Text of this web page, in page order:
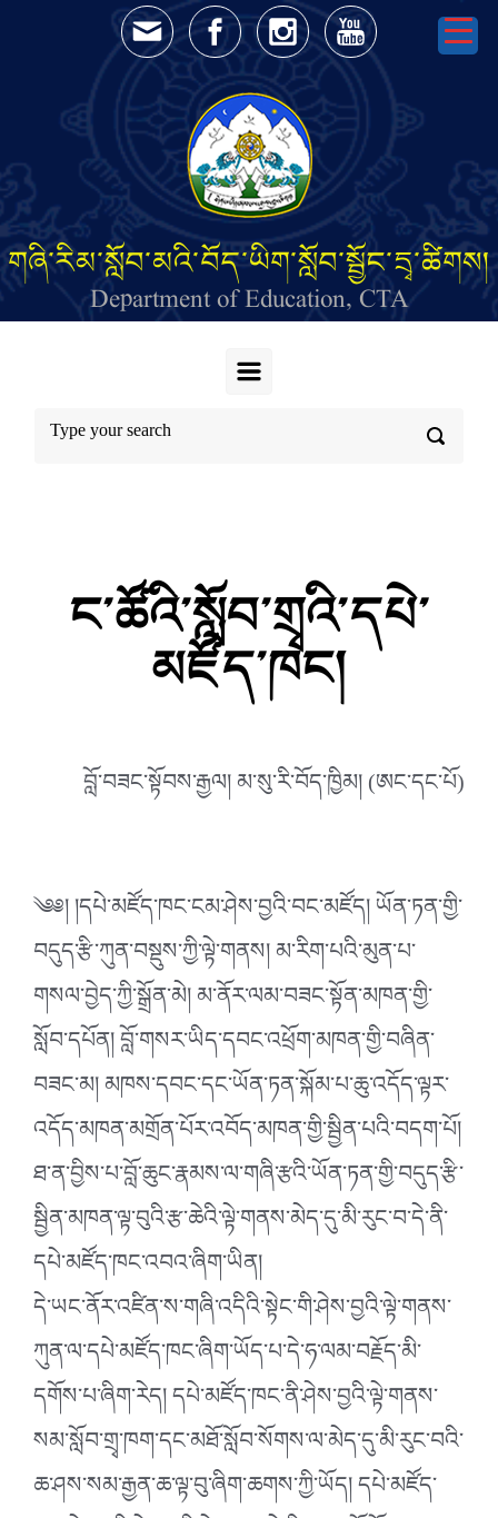
Skip to main content
གཞི་རིམ་སློབ་མའི་བོད་ཡིག་སློབ་སྦྱོང་དྲྭ་ཚིགས།
Department of Education, CTA
ང་ཚོའི་སློབ་གྲྭའི་དཔེ་
མཛོད་ཁང།
བློ་བཟང་སྟོབས་རྒྱལ། མ་སུ་རི་བོད་ཁྱིམ། (ཨང་དང་པོ)
༄༅། །དཔེ་མཛོད་ཁང་ངམ་ཤེས་བྱའི་བང་མཛོད། ཡོན་ཏན་གྱི་
བདུད་རྩི་ཀུན་བསྡུས་ཀྱི་ལྟེ་གནས། མ་རིག་པའི་མུན་པ་
གསལ་བྱེད་ཀྱི་སྒྲོན་མེ། མ་ནོར་ལམ་བཟང་སྟོན་མཁན་གྱི་
སློབ་དཔོན། བློ་གསར་ཡིད་དབང་འཕྲོག་མཁན་གྱི་བཞིན་
བཟང་མ། མཁས་དབང་དང་ཡོན་ཏན་སྐོམ་པ་ཆུ་འདོད་ལྟར་
འདོད་མཁན་མགྲོན་པོར་འབོད་མཁན་གྱི་སྦྱིན་པའི་བདག་པོ།
ཐ་ན་བྱིས་པ་བློ་ཆུང་རྣམས་ལ་གཞི་རྩའི་ཡོན་ཏན་གྱི་བདུད་རྩི་
སྦྱིན་མཁན་ལྟ་བུའི་རྩ་ཆེའི་ལྟེ་གནས་མེད་དུ་མི་རུང་བ་དེ་ནི་
དཔེ་མཛོད་ཁང་འབའ་ཞིག་ཡིན།
དེ་ཡང་ནོར་འཛིན་ས་གཞི་འདིའི་སྟེང་གི་ཤེས་བྱའི་ལྟེ་གནས་
ཀུན་ལ་དཔེ་མཛོད་ཁང་ཞིག་ཡོད་པ་དེ་ཧ་ལམ་བརྗོད་མི་
དགོས་པ་ཞིག་རེད། དཔེ་མཛོད་ཁང་ནི་ཤེས་བྱའི་ལྟེ་གནས་
སམ་སློབ་གྲྭ་ཁག་དང་མཐོ་སློབ་སོགས་ལ་མེད་དུ་མི་རུང་བའི་
ཆ་ཤས་སམ་རྒྱན་ཆ་ལྟ་བུ་ཞིག་ཆགས་ཀྱི་ཡོད། དཔེ་མཛོད་